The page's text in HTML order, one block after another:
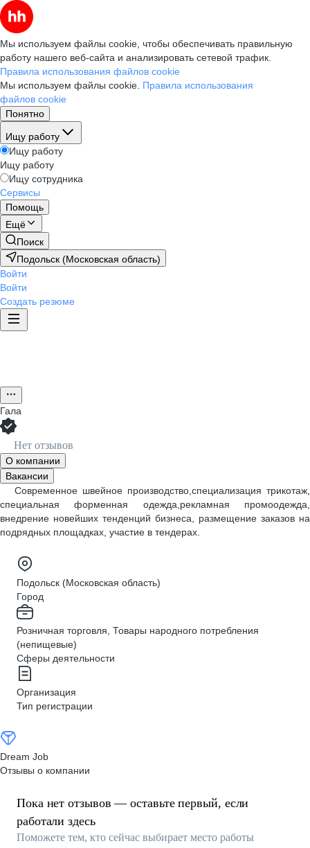
Мы используем файлы cookie, чтобы обеспечивать правильную
работу нашего веб-сайта и анализировать сетевой трафик.
Правила использования файлов cookie
Мы используем файлы cookie. Правила использования
файлов cookie
Понятно
Ищу работу
Ищу работу
Ищу работу
Ищу сотрудника
Сервисы
Помощь
Ещё
Поиск
Подольск (Московская область)
Войти
Войти
Создать резюме
Гала
Нет отзывов
О компании
Вакансии
Современное швейное производство,специализация трикотаж,
специальная форменная одежда,рекламная промоодежда,
внедрение новейших тенденций бизнеса, размещение заказов на
подрядных площадках, участие в тендерах.
Подольск (Московская область)
Город
Розничная торговля, Товары народного потребления
(непищевые)
Сферы деятельности
Организация
Тип регистрации
Dream Job
Отзывы о компании
Пока нет отзывов — оставьте первый, если
работали здесь
Поможете тем, кто сейчас выбирает место работы